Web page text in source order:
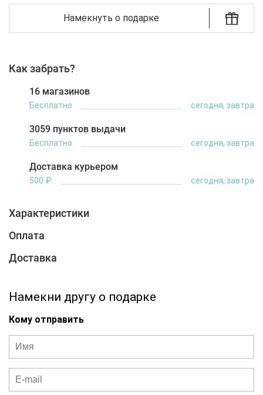
Намекнуть о подарке
Как забрать?
16 магазинов
Бесплатно сегодня, завтра
3059 пунктов выдачи
Бесплатно сегодня, завтра
Доставка курьером
500 ₽ сегодня, завтра
Характеристики
Оплата
Доставка
Намекни другу о подарке
Кому отправить